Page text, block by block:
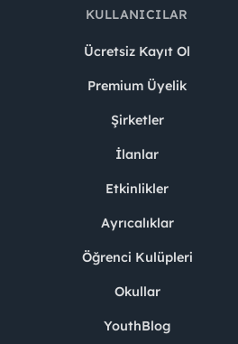
KULLANICILAR
Ücretsiz Kayıt Ol
Premium Üyelik
Şirketler
İlanlar
Etkinlikler
Ayrıcalıklar
Öğrenci Kulüpleri
Okullar
YouthBlog